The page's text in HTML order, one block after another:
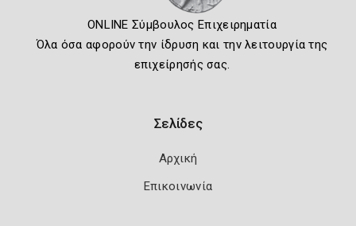
ONLINE Σύμβουλος Επιχειρηματία
Όλα όσα αφορούν την ίδρυση και την λειτουργία της
επιχείρησής σας.
Σελίδες
Αρχική
Επικοινωνία